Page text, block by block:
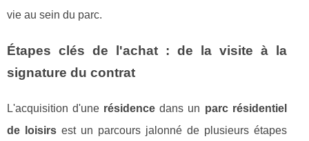
vie au sein du parc.
Étapes clés de l'achat : de la visite à la
signature du contrat
L'acquisition d'une résidence dans un parc résidentiel
de loisirsest un parcours jalonné de plusieurs étapes